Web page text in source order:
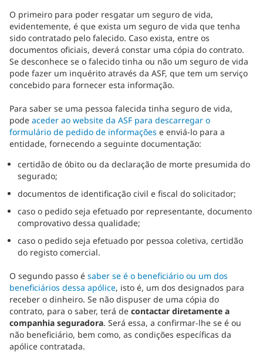
O primeiro para poder resgatar um seguro de vida,
evidentemente, é que exista um seguro de vida que tenha
sido contratado pelo falecido. Caso exista, entre os
documentos oficiais, deverá constar uma cópia do contrato.
Se desconhece se o falecido tinha ou não um seguro de vida
pode fazer um inquérito através da ASF, que tem um serviço
concebido para fornecer esta informação.
Para saber se uma pessoa falecida tinha seguro de vida,
pode aceder ao website da ASF para descarregar o
formulário de pedido de informações e enviá-lo para a
entidade, fornecendo a seguinte documentação:
certidão de óbito ou da declaração de morte presumida do
segurado;
documentos de identificação civil e fiscal do solicitador;
caso o pedido seja efetuado por representante, documento
comprovativo dessa qualidade;
caso o pedido seja efetuado por pessoa coletiva, certidão
do registo comercial.
O segundo passo é saber se é o beneficiário ou um dos
beneficiários dessa apólice, isto é, um dos designados para
receber o dinheiro. Se não dispuser de uma cópia do
contrato, para o saber, terá de contactar diretamente a
companhia seguradora. Será essa, a confirmar-lhe se é ou
não beneficiário, bem como, as condições específicas da
apólice contratada.